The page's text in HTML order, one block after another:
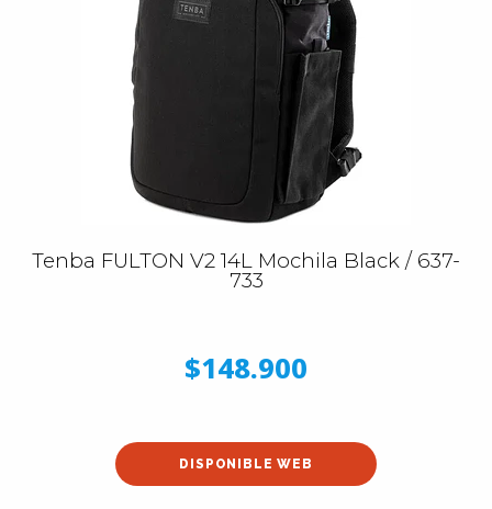
Tenba FULTON V2 14L Mochila Black / 637-
733
$148.900
DISPONIBLE WEB